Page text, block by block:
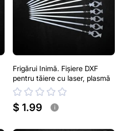
Frigărui Inimă. Fișiere DXF
pentru tăiere cu laser, plasmă
$ 1.99 i